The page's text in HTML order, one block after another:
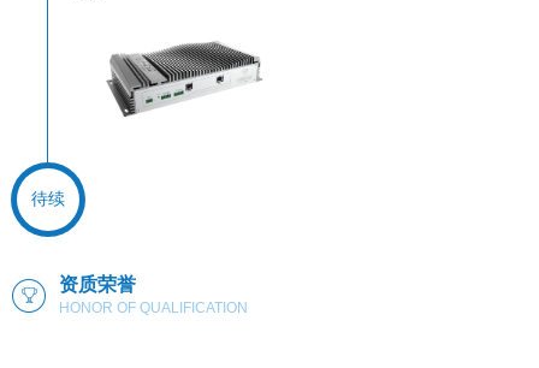
待续
资质荣誉
HONOR OF QUALIFICATION